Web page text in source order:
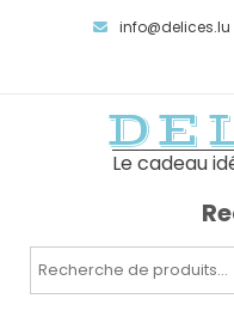
info@delices.lu
Le cadeau
Recherche